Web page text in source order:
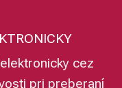
cez
pri preberaní